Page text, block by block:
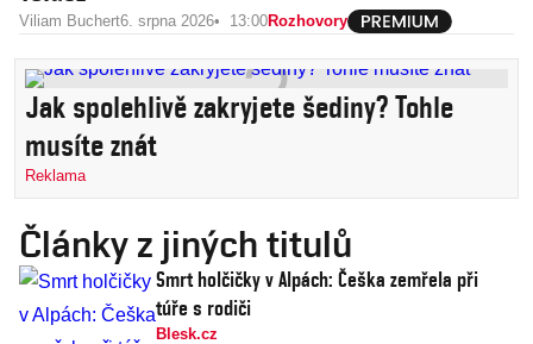
Viliam Buchert6. srpna 2026 13:00Rozhovory
Jak spolehlivě zakryjete šediny? Tohle
musíte znát
Reklama
Články z jiných titulů
Smrt holčičky v Alpách: Češka zemřela při
túře s rodiči
Blesk.cz